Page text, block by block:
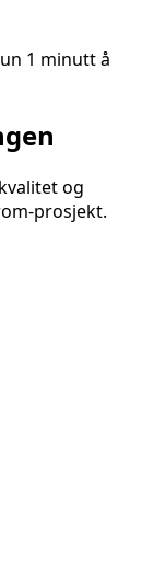
1 minutt å
og
-prosjekt.